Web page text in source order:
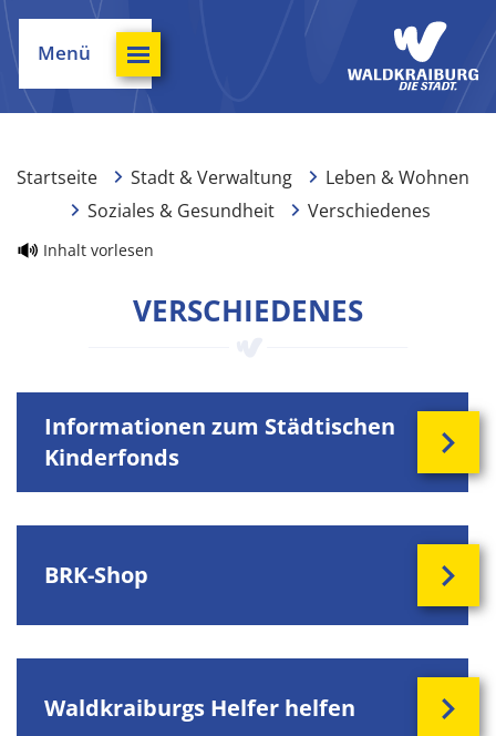
Menü
Startseite Stadt & Verwaltung
Leben & Wohnen
Soziales & Gesundheit
Verschiedenes
Inhalt vorlesen
VERSCHIEDENES
Informationen zum Städtischen
Kinderfonds
BRK-Shop
Waldkraiburgs Helfer helfen